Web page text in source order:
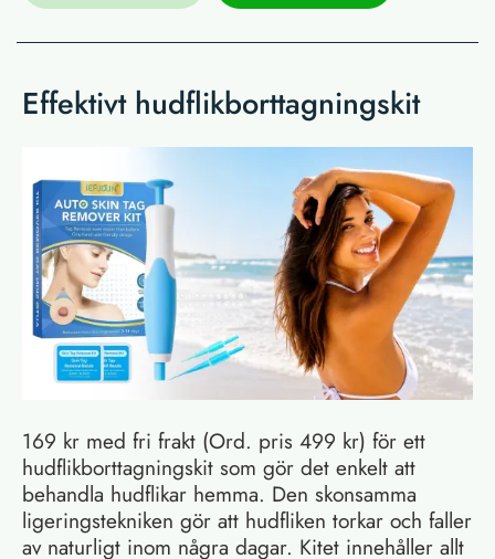
Effektivt hudflikborttagningskit
169 kr med fri frakt (Ord. pris 499 kr) för ett
hudflikborttagningskit som gör det enkelt att
behandla hudflikar hemma. Den skonsamma
ligeringstekniken gör att hudfliken torkar och faller
av naturligt inom några dagar. Kitet innehåller allt